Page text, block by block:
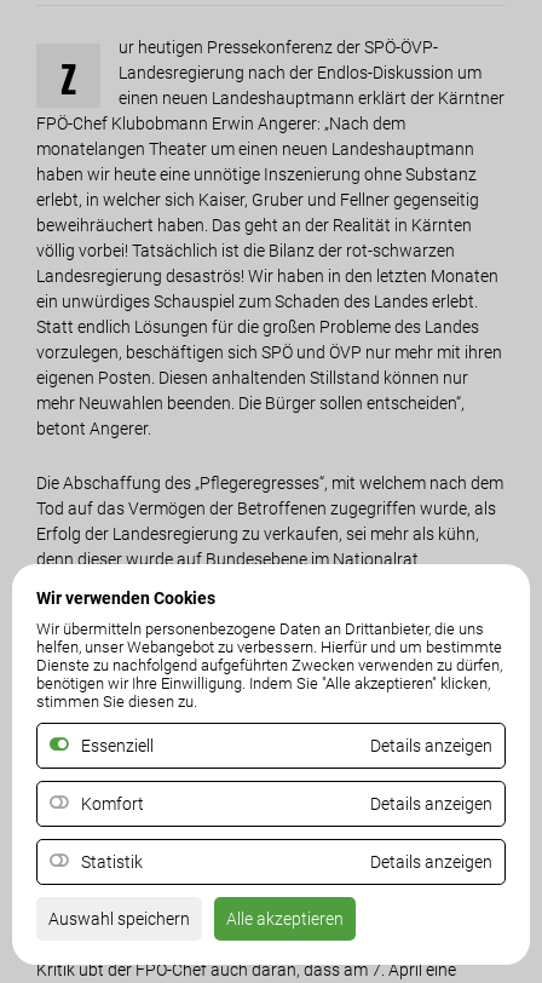
Wir verwenden Cookies
Wir übermitteln personenbezogene Daten an Drittanbieter, die uns
helfen, unser Webangebot zu verbessern. Hierfür und um bestimmte
Dienste zu nachfolgend aufgeführten Zwecken verwenden zu dürfen,
benötigen wir Ihre Einwilligung. Indem Sie "Alle akzeptieren" klicken,
stimmen Sie diesen zu.
Essenziell Details anzeigen
Komfort Details anzeigen
Statistik Details anzeigen
Auswahl speichern Alle akzeptieren
Z
ur heutigen Pressekonferenz der SPÖ-ÖVP-
Landesregierung nach der Endlos-Diskussion um
einen neuen Landeshauptmann erklärt der Kärntner
FPÖ-Chef Klubobmann Erwin Angerer: „Nach dem
monatelangen Theater um einen neuen Landeshauptmann
haben wir heute eine unnötige Inszenierung ohne Substanz
erlebt, in welcher sich Kaiser, Gruber und Fellner gegenseitig
beweihräuchert haben. Das geht an der Realität in Kärnten
völlig vorbei! Tatsächlich ist die Bilanz der rot-schwarzen
Landesregierung desaströs! Wir haben in den letzten Monaten
ein unwürdiges Schauspiel zum Schaden des Landes erlebt.
Statt endlich Lösungen für die großen Probleme des Landes
vorzulegen, beschäftigen sich SPÖ und ÖVP nur mehr mit ihren
eigenen Posten. Diesen anhaltenden Stillstand können nur
mehr Neuwahlen beenden. Die Bürger sollen entscheiden“,
betont Angerer.
Die Abschaffung des „Pflegeregresses“, mit welchem nach dem
Tod auf das Vermögen der Betroffenen zugegriffen wurde, als
Erfolg der Landesregierung zu verkaufen, sei mehr als kühn,
denn dieser wurde auf Bundesebene im Nationalrat
Aussagen Fellners zurück. „Dafür haben SPÖ und ÖVP kein
Wort zu dem von ihnen verursachten Flughafen-Desaster, zur
Abwanderung, zur Schuldenexplosion und zu den fehlenden
Reformen in Kärnten verloren! Auch das Desaster der
ungezügelten Zuwanderung mit allen Problemen, die man
damit importiert hat, ist für SPÖ und ÖVP kein Thema – obwohl
die Massenzuwanderung unser Gesundheits- und
Sozialsystem massiv überlastet hat und die Sicherheit der
Österreicher gefährdet!“ Ebenso sei das neue
Kindergartengesetz ein völliger Bauchfleck - es gibt massive
Finanzierungsprobleme für die Gemeinden und private
Kindergärten müssen schließen. Auch die Jahrhundertchance
Koralmbahn wurde von der Landesregierung völlig verschlafen.
Kritik übt der FPÖ-Chef auch daran, dass am 7. April eine